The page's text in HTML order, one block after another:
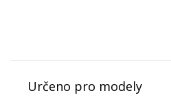
Určeno pro modely